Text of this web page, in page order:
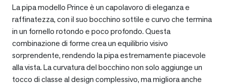
La pipa modello Prince è un capolavoro di eleganza e
raffinatezza, con il suo bocchino sottile e curvo che termina
in un fornello rotondo e poco profondo. Questa
combinazione di forme crea un equilibrio visivo
sorprendente, rendendo la pipa estremamente piacevole
alla vista. La curvatura del bocchino non solo aggiunge un
tocco di classe al design complessivo, ma migliora anche